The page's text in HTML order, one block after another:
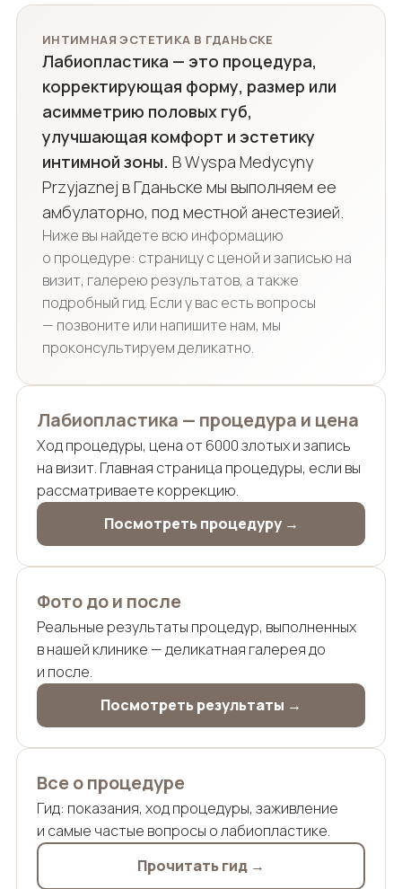
ИНТИМНАЯ ЭСТЕТИКА В ГДАНЬСКЕ
Лабиопластика — это процедура,
корректирующая форму, размер или
асимметрию половых губ,
улучшающая комфорт и эстетику
интимной зоны. В Wyspa Medycyny
Przyjaznej в Гданьске мы выполняем ее
амбулаторно, под местной анестезией.
Ниже вы найдете всю информацию
о процедуре: страницу с ценой и записью на
визит, галерею результатов, а также
подробный гид. Если у вас есть вопросы
— позвоните или напишите нам, мы
проконсультируем деликатно.
Лабиопластика — процедура и цена
Ход процедуры, цена от 6000 злотых и запись
на визит. Главная страница процедуры, если вы
рассматриваете коррекцию.
Посмотреть процедуру →
Фото до и после
Реальные результаты процедур, выполненных
в нашей клинике — деликатная галерея до
и после.
Посмотреть результаты →
Все о процедуре
Гид: показания, ход процедуры, заживление
и самые частые вопросы о лабиопластике.
Прочитать гид →